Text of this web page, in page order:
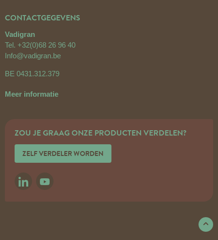
CONTACTGEGEVENS
Vadigran
Tel. +32(0)68 26 96 40
Info@vadigran.be
BE 0431.312.379
Meer informatie
ZOU JE GRAAG ONZE PRODUCTEN VERDELEN?
ZELF VERDELER WORDEN
LINKEDINYOUTUBE